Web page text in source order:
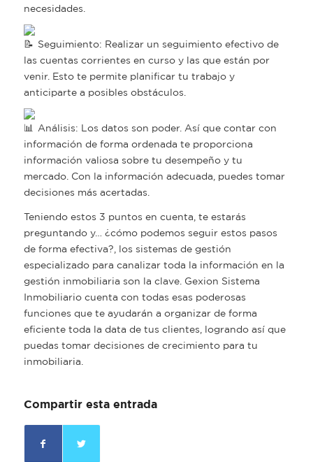
necesidades.
Seguimiento: Realizar un seguimiento efectivo de
las cuentas corrientes en curso y las que están por
venir. Esto te permite planificar tu trabajo y
anticiparte a posibles obstáculos.
Análisis: Los datos son poder. Así que contar con
información de forma ordenada te proporciona
información valiosa sobre tu desempeño y tu
mercado. Con la información adecuada, puedes tomar
decisiones más acertadas.
Teniendo estos 3 puntos en cuenta, te estarás
preguntando y… ¿cómo podemos seguir estos pasos
de forma efectiva?, los sistemas de gestión
especializado para canalizar toda la información en la
gestión inmobiliaria son la clave. Gexion Sistema
Inmobiliario cuenta con todas esas poderosas
funciones que te ayudarán a organizar de forma
eficiente toda la data de tus clientes, logrando así que
puedas tomar decisiones de crecimiento para tu
inmobiliaria.
Compartir esta entrada